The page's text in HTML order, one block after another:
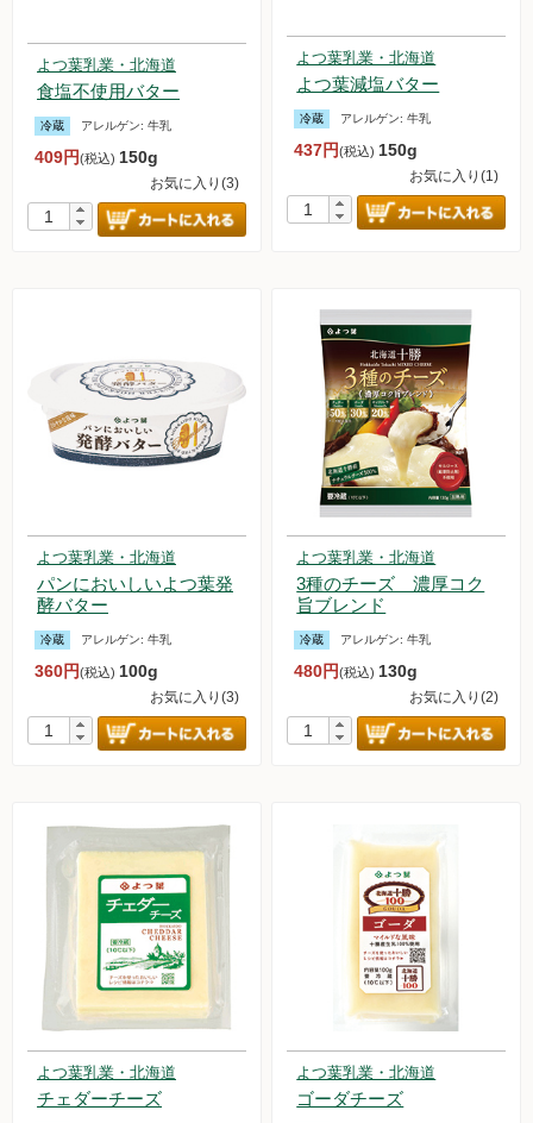
よつ葉乳業・北海道
食塩不使用バター
冷蔵 アレルゲン: 牛乳
409円(税込) 150g
お気に入り(3)
よつ葉乳業・北海道
よつ葉減塩バター
冷蔵 アレルゲン:牛乳
437円(税込) 150g
お気に入り(1)
よつ葉乳業・北海道
パンにおいしいよつ葉発
酵バター
冷蔵 アレルゲン: 牛乳
360円(税込) 100g
お気に入り(3)
よつ葉乳業・北海道
3種のチーズ 濃厚コク
旨ブレンド
冷蔵 アレルゲン:牛乳
480円(税込) 130g
お気に入り(2)
よつ葉乳業・北海道
チェダーチーズ
よつ葉乳業・北海道
ゴーダチーズ